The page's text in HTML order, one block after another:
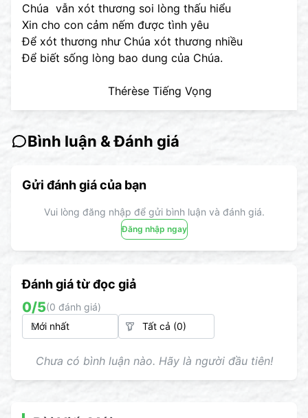
Chúa vẫn xót thương soi lòng thấu hiểu
Xin cho con cảm nếm được tình yêu
Để xót thương như Chúa xót thương nhiều
Để biết sống lòng bao dung của Chúa.
Thérèse Tiếng Vọng
Bình luận & Đánh giá
Gửi đánh giá của bạn
Vui lòng đăng nhập để gửi bình luận và đánh giá.
Đăng nhập ngay
Đánh giá từ đọc giả
0/5(0 đánh giá)
Chưa có bình luận nào. Hãy là người đầu tiên!